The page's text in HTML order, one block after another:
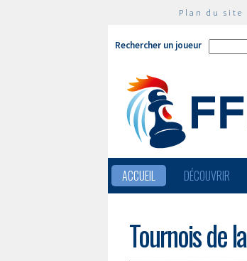
Plan du site
Rechercher un joueur
ACCUEIL DÉCOUVRIR
Tournois de